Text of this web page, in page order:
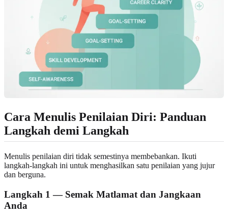
Cara Menulis Penilaian Diri: Panduan
Langkah demi Langkah
Menulis penilaian diri tidak semestinya membebankan. Ikuti
langkah-langkah ini untuk menghasilkan satu penilaian yang jujur
dan berguna.
Langkah 1 — Semak Matlamat dan Jangkaan
Anda